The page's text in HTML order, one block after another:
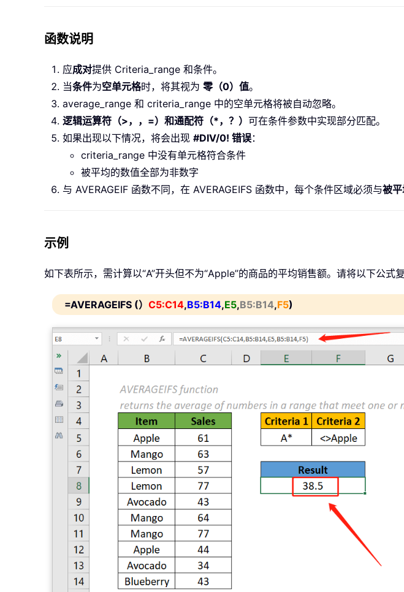
函数说明
应成对提供 Criteria_range 和条件。
当条件为空单元格时，将其视为 零（0）值。
average_range 和 criteria_range 中的空单元格将被自动忽略。
逻辑运算符（>，，=）和通配符（*，？） 可在条件参数中实现部分匹配。
如果出现以下情况，将会出现 #DIV/0! 错误：
criteria_range 中没有单元格符合条件
被平均的数值全部为非数字
与 AVERAGEIF 函数不同，在 AVERAGEIFS 函数中，每个条件区域必须与被
示例
如下表所示，需计算以“A”开头但不为“Apple”的商品的平均销售额。请将以下公式
=AVERAGEIFS (） C5:C14,B5:B14,E5,B5:B14,F5)